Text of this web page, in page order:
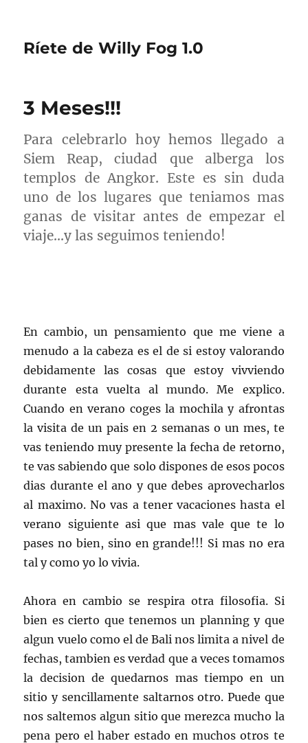
Ríete de Willy Fog 1.0
3 Meses!!!
Para celebrarlo hoy hemos llegado a
Siem Reap, ciudad que alberga los
templos de Angkor. Este es sin duda
uno de los lugares que teniamos mas
ganas de visitar antes de empezar el
viaje…y las seguimos teniendo!
En cambio, un pensamiento que me viene a
menudo a la cabeza es el de si estoy valorando
debidamente las cosas que estoy vivviendo
durante esta vuelta al mundo. Me explico.
Cuando en verano coges la mochila y afrontas
la visita de un pais en 2 semanas o un mes, te
vas teniendo muy presente la fecha de retorno,
te vas sabiendo que solo dispones de esos pocos
dias durante el ano y que debes aprovecharlos
al maximo. No vas a tener vacaciones hasta el
verano siguiente asi que mas vale que te lo
pases no bien, sino en grande!!! Si mas no era
tal y como yo lo vivia.
Ahora en cambio se respira otra filosofia. Si
bien es cierto que tenemos un planning y que
algun vuelo como el de Bali nos limita a nivel de
fechas, tambien es verdad que a veces tomamos
la decision de quedarnos mas tiempo en un
sitio y sencillamente saltarnos otro. Puede que
nos saltemos algun sitio que merezca mucho la
pena pero el haber estado en muchos otros te